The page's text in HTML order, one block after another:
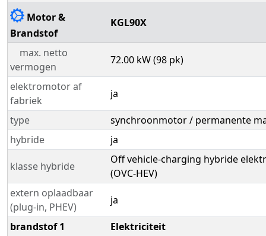
Motor &
Brandstof
KGL90X
max. netto
vermogen
72.00 kW (98 pk)
elektromotor af
fabriek
ja
type
synchroonmotor / permanente
hybride
ja
klasse hybride
Off vehicle-charging hybride
(OVC-HEV)
extern oplaadbaar
(plug-in, PHEV)
ja
brandstof 1
Elektriciteit